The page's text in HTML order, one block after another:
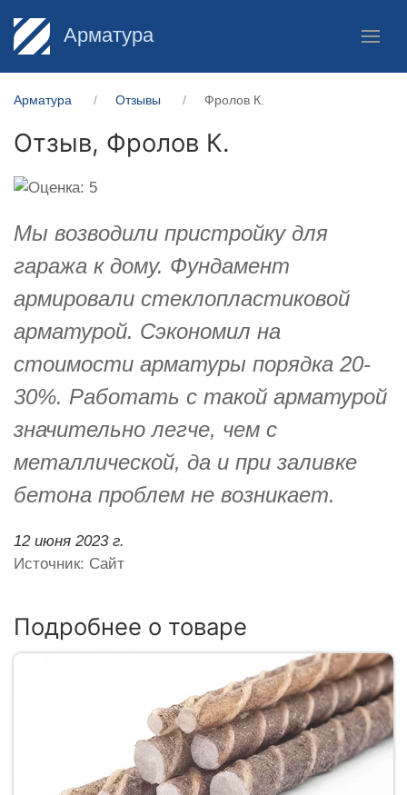
Арматура
Арматура Отзывы Фролов К.
Отзыв, Фролов К.
Мы возводили пристройку для
гаража к дому. Фундамент
армировали стеклопластиковой
арматурой. Сэкономил на
стоимости арматуры порядка 20-
30%. Работать с такой арматурой
значительно легче, чем с
металлической, да и при заливке
бетона проблем не возникает.
12 июня 2023 г.
Источник: Сайт
Подробнее о товаре